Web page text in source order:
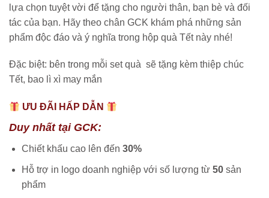
lựa chọn tuyệt vời để tặng cho người thân, bạn bè và đối
tác của bạn. Hãy theo chân GCK khám phá những sản
phẩm độc đáo và ý nghĩa trong hộp quà Tết này nhé!
Đặc biệt: bên trong mỗi set quà sẽ tặng kèm thiệp chúc
Tết, bao lì xì may mắn
ƯU ĐÃI HẤP DẪN
Duy nhất tại GCK:
Chiết khấu cao lên đến 30%
Hỗ trợ in logo doanh nghiệp với số lượng từ 50sản
phẩm